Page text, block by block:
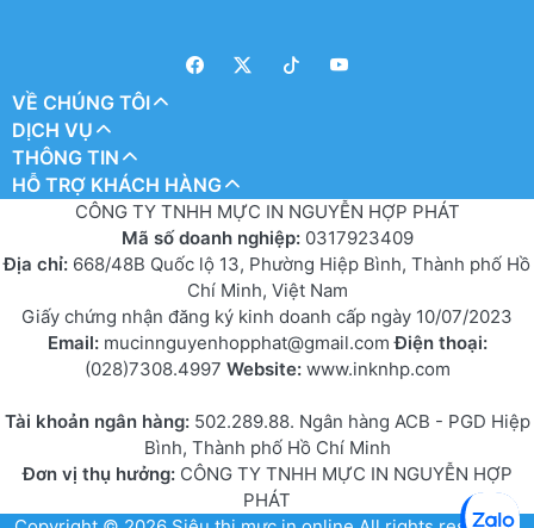
VỀ CHÚNG TÔI
DỊCH VỤ
THÔNG TIN
HỖ TRỢ KHÁCH HÀNG
CÔNG TY TNHH MỰC IN NGUYỄN HỢP PHÁT
Mã số doanh nghiệp: 0317923409
Địa chỉ: 668/48B Quốc lộ 13, Phường Hiệp Bình, Thành phố Hồ
Chí Minh, Việt Nam
Giấy chứng nhận đăng ký kinh doanh cấp ngày 10/07/2023
Email: mucinnguyenhopphat@gmail.comĐiện thoại:
(028)7308.4997 Website: www.inknhp.com
Tài khoản ngân hàng: 502.289.88. Ngân hàng ACB - PGD Hiệp
Bình, Thành phố Hồ Chí Minh
Đơn vị thụ hưởng:CÔNG TY TNHH MỰC IN NGUYỄN HỢP
PHÁT